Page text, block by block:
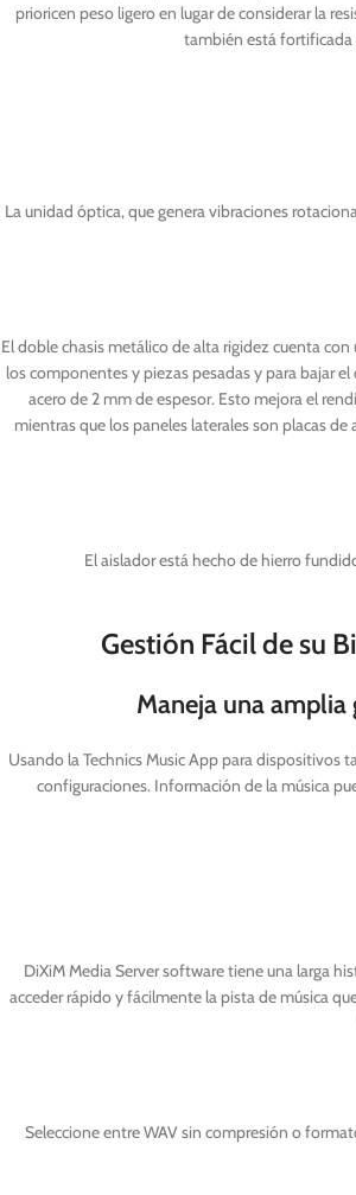
prioricen peso ligero en lugar de considerar la
también está fortificada
La unidad óptica, que genera vibraciones
El doble chasis metálico de alta rigidez cuenta
los componentes y piezas pesadas y para bajar
acero de 2 mm de espesor. Esto mejora el
mientras que los paneles laterales son placas
El aislador está hecho de hierro
Gestión Fácil de su
Maneja una amplia
Usando la Technics Music App para
configuraciones. Información de la música
DiXiM Media Server software tiene una larga
acceder rápido y fácilmente la pista de música
Seleccione entre WAV sin compresión o